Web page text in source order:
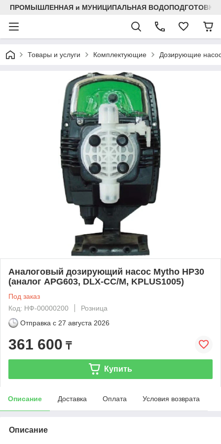
ПРОМЫШЛЕННАЯ и МУНИЦИПАЛЬНАЯ ВОДОПОДГОТОВКА
Товары и услуги Комплектующие Дозирующие
Аналоговый дозирующий насос Mytho HP30
(аналог APG603, DLX-CC/M, KPLUS1005)
Под заказ
Код: НФ-00000200
Розница
Отправка с 27 августа 2026
361 600 ₸
Купить
Описание Доставка Оплата Условия возврата
Описание